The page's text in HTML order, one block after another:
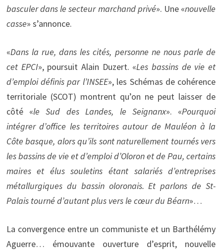
basculer dans le secteur marchand privé». Une «nouvelle
casse» s’annonce.
«Dans la rue, dans les cités, personne ne nous parle de
cet EPCI», poursuit Alain Duzert. «Les bassins de vie et
d’emploi définis par l’INSEE», les Schémas de cohérence
territoriale (SCOT) montrent qu’on ne peut laisser de
côté «le Sud des Landes, le Seignanx». «Pourquoi
intégrer d’office les territoires autour de Mauléon à la
Côte basque, alors qu’ils sont naturellement tournés vers
les bassins de vie et d’emploi d’Oloron et de Pau, certains
maires et élus souletins étant salariés d’entreprises
métallurgiques du bassin oloronais. Et parlons de St-
Palais tourné d’autant plus vers le cœur du Béarn»…
La convergence entre un communiste et un Barthélémy
Aguerre… émouvante ouverture d’esprit, nouvelle